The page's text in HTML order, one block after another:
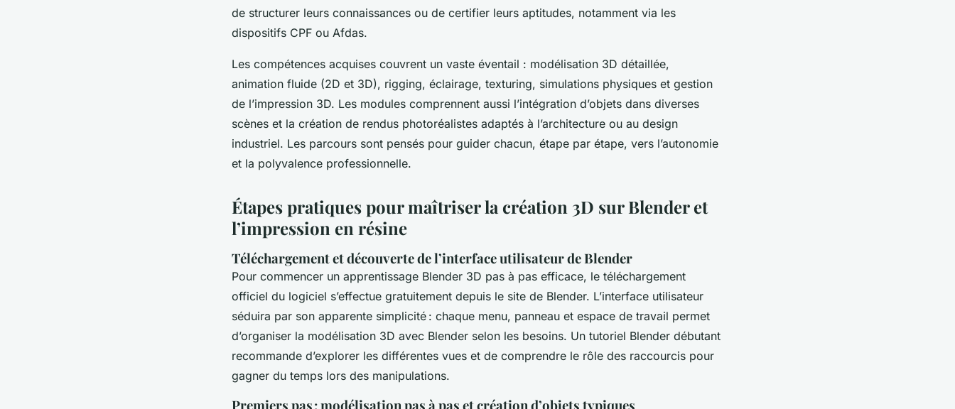
de structurer leurs connaissances ou de certifier leurs aptitudes, notamment via les
dispositifs CPF ou Afdas.
Les compétences acquises couvrent un vaste éventail : modélisation 3D détaillée,
animation fluide (2D et 3D), rigging, éclairage, texturing, simulations physiques et gestion
de l’impression 3D. Les modules comprennent aussi l’intégration d’objets dans diverses
scènes et la création de rendus photoréalistes adaptés à l’architecture ou au design
industriel. Les parcours sont pensés pour guider chacun, étape par étape, vers l’autonomie
et la polyvalence professionnelle.
Étapes pratiques pour maîtriser la création 3D sur Blender et
l’impression en résine
Téléchargement et découverte de l’interface utilisateur de Blender
Pour commencer un apprentissage Blender 3D pas à pas efficace, le téléchargement
officiel du logiciel s’effectue gratuitement depuis le site de Blender. L’interface utilisateur
séduira par son apparente simplicité : chaque menu, panneau et espace de travail permet
d’organiser la modélisation 3D avec Blender selon les besoins. Un tutoriel Blender débutant
recommande d’explorer les différentes vues et de comprendre le rôle des raccourcis pour
gagner du temps lors des manipulations.
Premiers pas : modélisation pas à pas et création d’objets typiques